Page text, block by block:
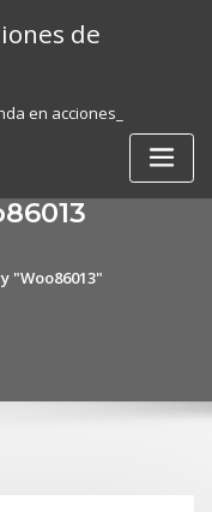
de
en acciones_
"Woo86013"